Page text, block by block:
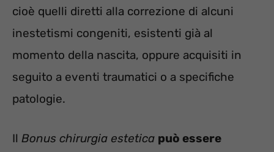
cioè quelli diretti alla correzione di alcuni
inestetismi congeniti, esistenti già al
momento della nascita, oppure acquisiti in
seguito a eventi traumatici o a specifiche
patologie.
Il Bonus chirurgia estetica può essere